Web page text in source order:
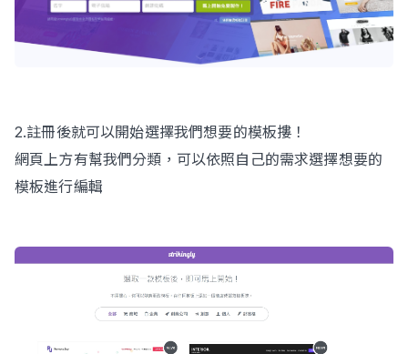
2.註冊後就可以開始選擇我們想要的模板摟！
網頁上方有幫我們分類，可以依照自己的需求選擇想要的
模板進行編輯